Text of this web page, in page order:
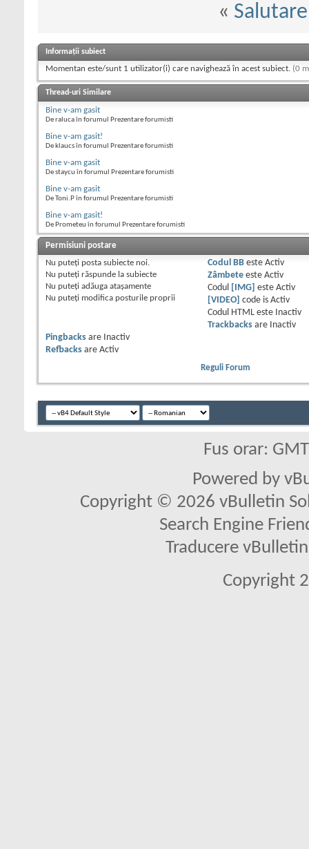
«
Informații subiect
Momentan este/sunt 1 utilizator(i) care navighează în acest subiect. (0
Thread-uri Similare
Bine v-am gasit
De raluca în forumul Prezentare forumisti
Bine v-am gasit!
De klaucs în forumul Prezentare forumisti
Bine v-am gasit
De staycu în forumul Prezentare forumisti
Bine v-am gasit
De Toni.P în forumul Prezentare forumisti
Bine v-am gasit!
De Prometeu în forumul Prezentare forumisti
Permisiuni postare
Nu puteţi posta subiecte noi.
Nu puteţi răspunde la subiecte
Nu puteţi adăuga ataşamente
Nu puteţi modifica posturile proprii
Codul BBeste Activ
Zâmbeteeste Activ
Codul
[IMG] este Activ
[VIDEO] code is Activ
Codul HTML este
Inactiv
Trackbacksare
Inactiv
Pingbacks are
Inactiv
Refbacks are Activ
Reguli Forum
Fus orar:
Powered by
Copyright © 2026 vBulletin
Search Engine
Traducere
Copyright